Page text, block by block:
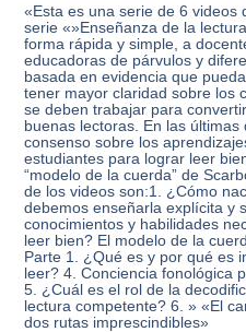
«Esta es una serie de 6 videos
serie «»Enseñanza de la
forma rápida y simple, a
educadoras de párvulos y
basada en evidencia que
tener mayor claridad sobre los
se deben trabajar para
buenas lectoras. En las
consenso sobre los
estudiantes para lograr leer
“modelo de la cuerda” de
de los videos son:1. ¿Cómo
debemos enseñarla explícita y
conocimientos y habilidades
leer bien? El modelo de la
Parte 1. ¿Qué es y por qué es
leer? 4. Conciencia fonológica
5. ¿Cuál es el rol de la
lectura competente? 6. » «El
dos rutas imprescindibles»